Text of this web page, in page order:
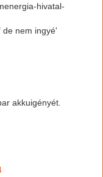
hivatal-
de nem ingyé'
akkuigényét.